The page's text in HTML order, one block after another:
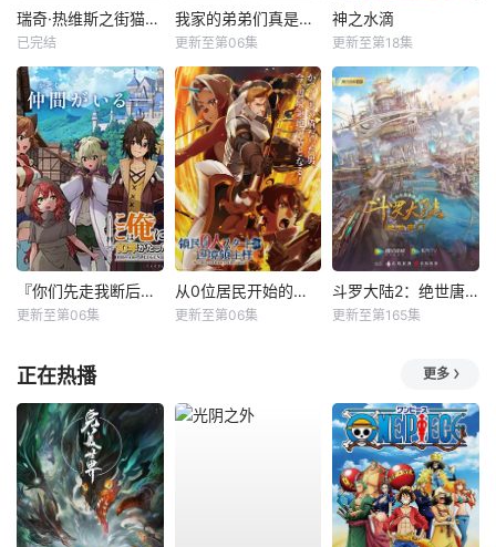
瑞奇·热维斯之街猫一族
已完结
我家的弟弟们真是让您费心了
更新至第06集
神之水滴
更新至第18集
『你们先走我断后』，于是10年后我成为了传说
更新至第06集
从0位居民开始的边境领主大人
更新至第06集
斗罗大陆2：绝世唐门
更新至第165集
正在热播 更多